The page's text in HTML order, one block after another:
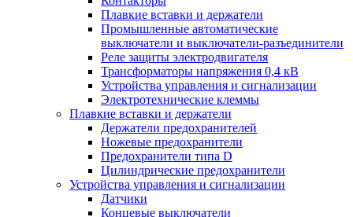
Плавкие вставки и держатели
Промышленные автоматические
выключатели и выключатели-разъединители
Реле защиты электродвигателя
Трансформаторы напряжения 0,4 кВ
Устройства управления и сигнализации
Электротехнические клеммы
Плавкие вставки и держатели
Держатели предохранителей
Ножевые предохранители
Предохранители типа D
Цилиндрические предохранители
Устройства управления и сигнализации
Датчики
Концевые выключатели